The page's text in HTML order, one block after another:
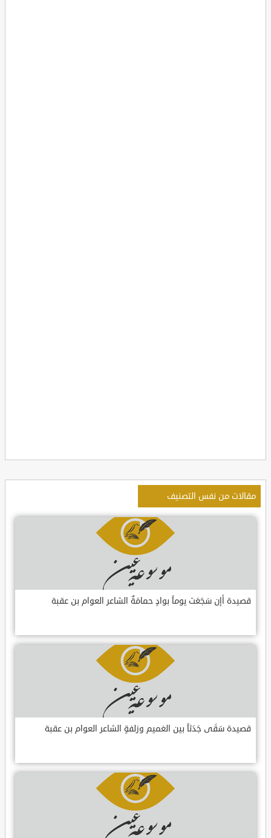
مقالات من نفس التصنيف
قصيدة أإن سَجَعَت يوماً بوادٍ حمامَةٌ الشاعر العوام بن عقبة
قصيدة سَقَى جَدَثاً بين الغميم وزلفةٍ الشاعر العوام بن عقبة